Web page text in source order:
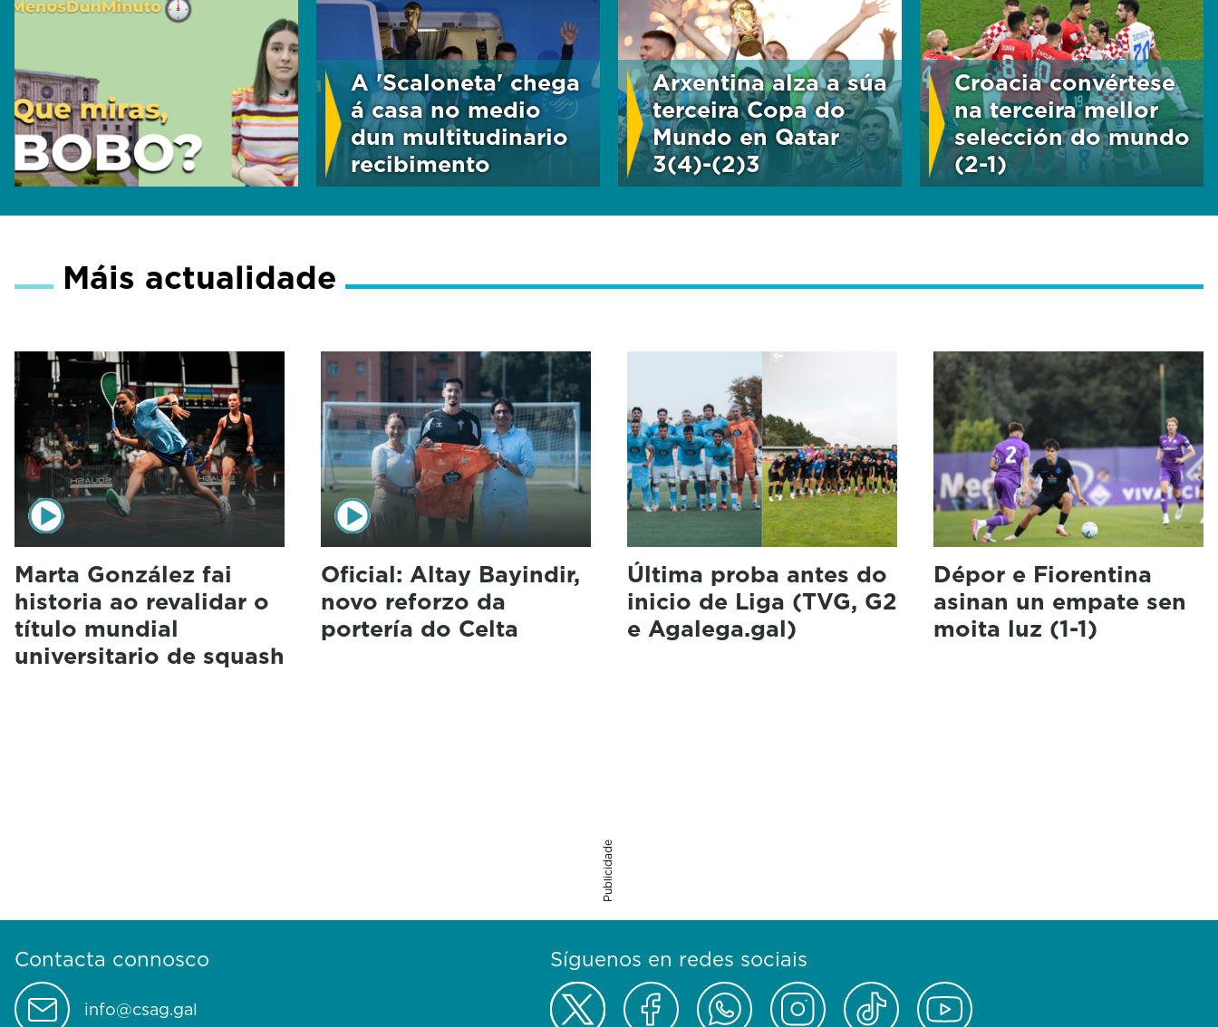
A 'Scaloneta' chega
á casa no medio
dun multitudinario
recibimento
Arxentina alza a súa
terceira Copa do
Mundo en Qatar
3(4)-(2)3
Croacia convértese
na terceira mellor
selección do mundo
(2-1)
Máis actualidade
Marta González fai
historia ao revalidar o
título mundial
universitario de squash
Oficial: Altay Bayindir,
novo reforzo da
portería do Celta
Última proba antes do
inicio de Liga (TVG, G2
e Agalega.gal)
Dépor e Fiorentina
asinan un empate sen
moita luz (1-1)
Publicidade
Contacta connosco
info@csag.gal
Síguenos en redes sociais